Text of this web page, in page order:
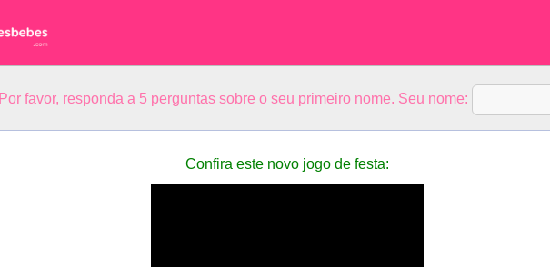
Por favor, responda a 5 perguntas sobre o seu primeiro nome. Seu nome:
Confira este novo jogo de festa: